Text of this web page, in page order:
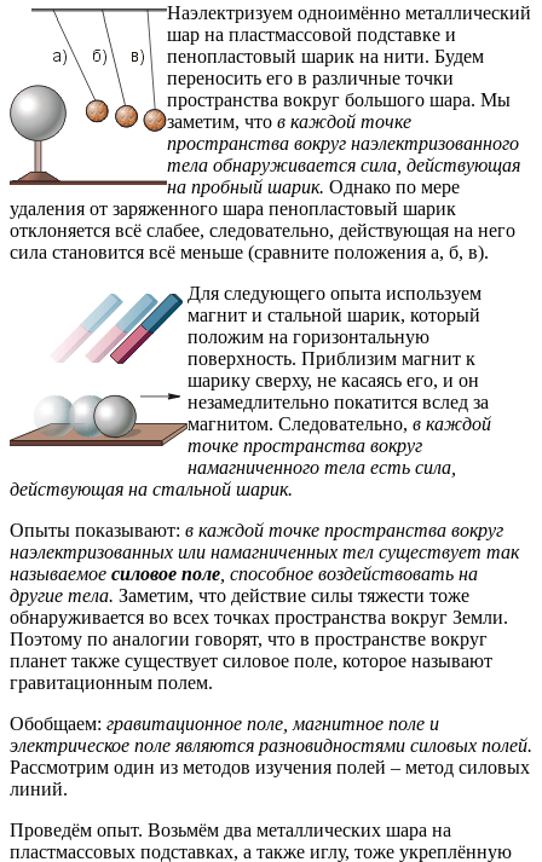
Наэлектризуем одноимённо металлический
шар на пластмассовой подставке и
пенопластовый шарик на нити. Будем
переносить его в различные точки
пространства вокруг большого шара. Мы
заметим, что в каждой точке
пространства вокруг наэлектризованного
тела обнаруживается сила, действующая
на пробный шарик. Однако по мере
удаления от заряженного шара пенопластовый шарик
отклоняется всё слабее, следовательно, действующая на него
сила становится всё меньше (сравните положения а, б, в).
Для следующего опыта используем
магнит и стальной шарик, который
положим на горизонтальную
поверхность. Приблизим магнит к
шарику сверху, не касаясь его, и он
незамедлительно покатится вслед за
магнитом. Следовательно, в каждой
точке пространства вокруг
намагниченного тела есть сила,
действующая на стальной шарик.
Опыты показывают: в каждой точке пространства вокруг
наэлектризованных или намагниченных тел существует так
называемое силовое поле , способное воздействовать на
другие тела. Заметим, что действие силы тяжести тоже
обнаруживается во всех точках пространства вокруг Земли.
Поэтому по аналогии говорят, что в пространстве вокруг
планет также существует силовое поле, которое называют
гравитационным полем.
Обобщаем: гравитационное поле, магнитное поле и
электрическое поле являются разновидностями силовых полей.
Рассмотрим один из методов изучения полей – метод силовых
линий.
Проведём опыт. Возьмём два металлических шара на
пластмассовых подставках, а также иглу, тоже укреплённую